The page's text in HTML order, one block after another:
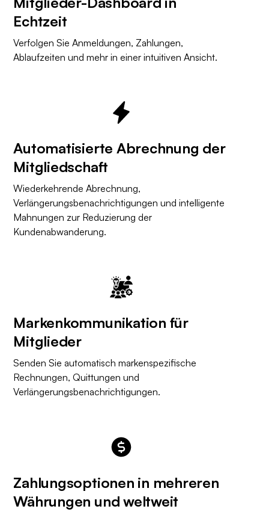
Echtzeit
Verfolgen Sie Anmeldungen, Zahlungen,
Ablaufzeiten und mehr in einer intuitiven Ansicht.
Automatisierte Abrechnung der
Mitgliedschaft
Wiederkehrende Abrechnung,
Verlängerungsbenachrichtigungen und intelligente
Mahnungen zur Reduzierung der
Kundenabwanderung.
Markenkommunikation für
Mitglieder
Senden Sie automatisch markenspezifische
Rechnungen, Quittungen und
Verlängerungsbenachrichtigungen.
Zahlungsoptionen in mehreren
Währungen und weltweit